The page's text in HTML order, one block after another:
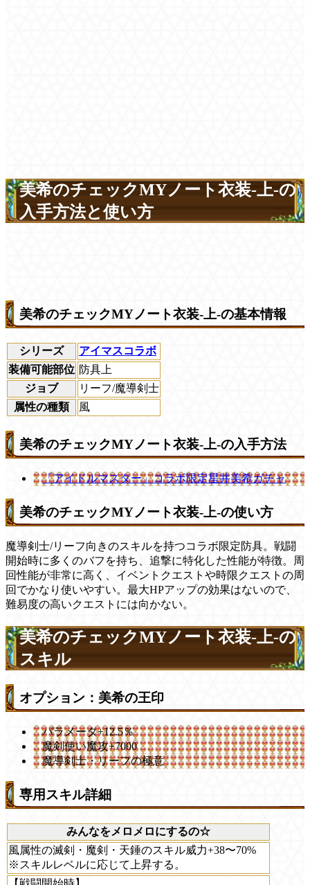
美希のチェックMYノート衣装-上-の
入手方法と使い方
美希のチェックMYノート衣装-上-の基本情報
シリーズ
アイマスコラボ
装備可能部位 防具上
ジョブ
リーフ/魔導剣士
属性の種類
風
美希のチェックMYノート衣装-上-の入手方法
「アイドルマスター」コラボ限定星井美希ガチャ
美希のチェックMYノート衣装-上-の使い方
魔導剣士/リーフ向きのスキルを持つコラボ限定防具。戦闘
開始時に多くのバフを持ち、追撃に特化した性能が特徴。周
回性能が非常に高く、イベントクエストや時限クエストの周
回でかなり使いやすい。最大HPアップの効果はないので、
難易度の高いクエストには向かない。
美希のチェックMYノート衣装-上-の
スキル
オプション：美希の王印
パラメータ+12.5％
魔剣使い魔攻+7000
魔導剣士・リーフの極意
専用スキル詳細
みんなをメロメロにするの☆
風属性の滅剣・魔剣・天錘のスキル威力+38〜70%
※スキルレベルに応じて上昇する。